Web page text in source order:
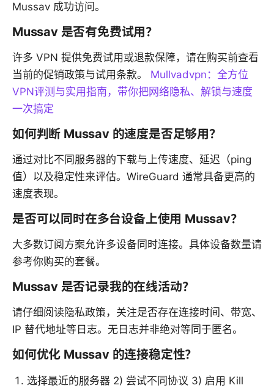
Mussav 成功访问。
Mussav 是否有免费试用？
许多 VPN 提供免费试用或退款保障，请在购买前查看
当前的促销政策与试用条款。 Mullvadvpn：全方位
VPN评测与实用指南，带你把网络隐私、解锁与速度
一次搞定
如何判断 Mussav 的速度是否足够用？
通过对比不同服务器的下载与上传速度、延迟（ping
值）以及稳定性来评估。WireGuard 通常具备更高的
速度表现。
是否可以同时在多台设备上使用 Mussav？
大多数订阅方案允许多设备同时连接。具体设备数量请
参考你购买的套餐。
Mussav 是否记录我的在线活动？
请仔细阅读隐私政策，关注是否存在连接时间、带宽、
IP 替代地址等日志。无日志并非绝对等同于匿名。
如何优化 Mussav 的连接稳定性？
选择最近的服务器 2) 尝试不同协议 3) 启用 Kill